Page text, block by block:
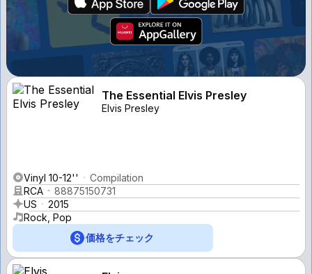
The Essential Elvis Presley
Elvis Presley
Vinyl 10-12''
Compilation
RCA
88875150731
US
2015
Rock, Pop
価格をチェック